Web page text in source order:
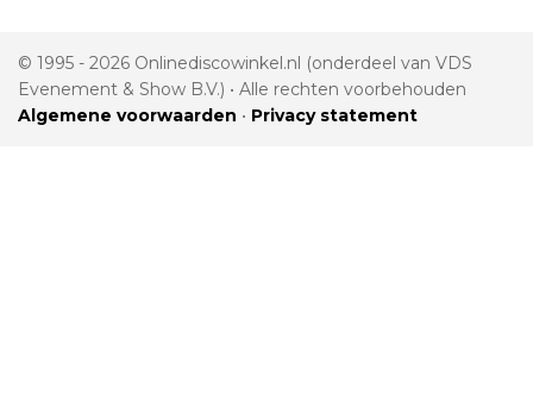
© 1995 - 2026 Onlinediscowinkel.nl (onderdeel van VDS
Evenement & Show B.V.) • Alle rechten voorbehouden
Algemene voorwaarden • Privacy statement